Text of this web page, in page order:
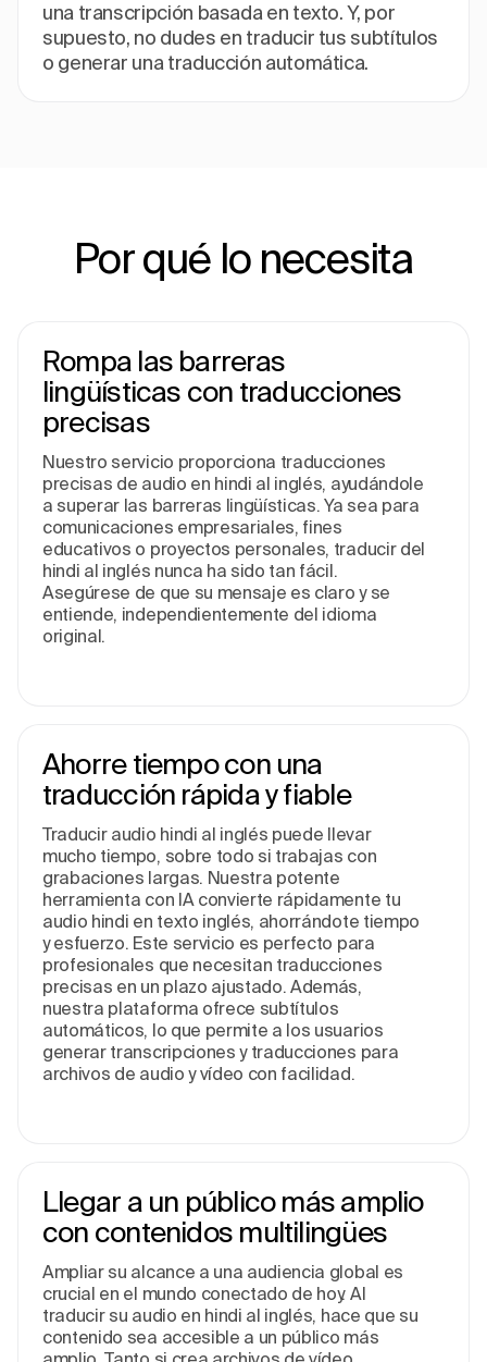
una transcripción basada en texto. Y, por
supuesto, no dudes en traducir tus subtítulos
o generar una traducción automática.
Por qué lo necesita
Rompa las barreras
lingüísticas con traducciones
precisas
Nuestro servicio proporciona traducciones
precisas de audio en hindi al inglés, ayudándole
a superar las barreras lingüísticas. Ya sea para
comunicaciones empresariales, fines
educativos o proyectos personales, traducir del
hindi al inglés nunca ha sido tan fácil.
Asegúrese de que su mensaje es claro y se
entiende, independientemente del idioma
original.
Ahorre tiempo con una
traducción rápida y fiable
Traducir audio hindi al inglés puede llevar
mucho tiempo, sobre todo si trabajas con
grabaciones largas. Nuestra potente
herramienta con IA convierte rápidamente tu
audio hindi en texto inglés, ahorrándote tiempo
y esfuerzo. Este servicio es perfecto para
profesionales que necesitan traducciones
precisas en un plazo ajustado. Además,
nuestra plataforma ofrece subtítulos
automáticos, lo que permite a los usuarios
generar transcripciones y traducciones para
archivos de audio y vídeo con facilidad.
Llegar a un público más amplio
con contenidos multilingües
Ampliar su alcance a una audiencia global es
crucial en el mundo conectado de hoy. Al
traducir su audio en hindi al inglés, hace que su
contenido sea accesible a un público más